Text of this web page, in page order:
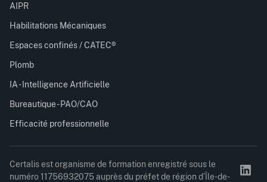
AIPR
Habilitations Mécaniques
Espaces confinés / CATEC®
Plomb
IA - Intelligence Artificielle
Bureautique - PAO/CAO
Efficacité professionnelle
Certalis est organisme de formation enregistré sous le
numéro 11756932075 auprès du préfet de région d’Île-de-